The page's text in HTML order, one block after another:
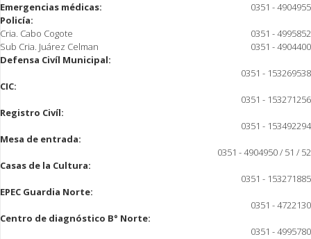
Emergencias médicas:
0351 - 4904955
Policía:
Cria. Cabo Cogote
0351 - 4995852
Sub Cria. Juárez Celman
0351 - 4904400
Defensa Civíl Municipal:
0351 - 153269538
CIC:
0351 - 153271256
Registro Civíl:
0351 - 153492294
Mesa de entrada:
0351 - 4904950 / 51 / 52
Casas de la Cultura:
0351 - 153271885
EPEC Guardia Norte:
0351 - 4722130
Centro de diagnóstico B° Norte:
0351 - 4995780